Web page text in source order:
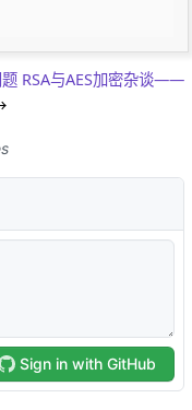
RSA与AES加密杂谈——